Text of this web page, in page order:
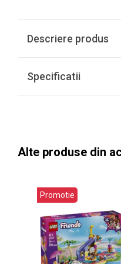
Descriere produs
Specificatii
Alte produse din
Promotie